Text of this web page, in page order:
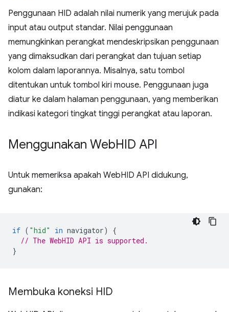
Penggunaan HID adalah nilai numerik yang merujuk pada
input atau output standar. Nilai penggunaan
memungkinkan perangkat mendeskripsikan penggunaan
yang dimaksudkan dari perangkat dan tujuan setiap
kolom dalam laporannya. Misalnya, satu tombol
ditentukan untuk tombol kiri mouse. Penggunaan juga
diatur ke dalam halaman penggunaan, yang memberikan
indikasi kategori tingkat tinggi perangkat atau laporan.
Menggunakan WebHID API
Untuk memeriksa apakah WebHID API didukung,
gunakan:
if ( "hid" in navigator)
{
// The WebHID API is supported.
}
Membuka koneksi HID